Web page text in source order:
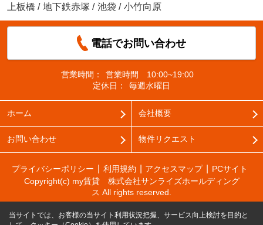
上板橋 / 地下鉄赤塚 / 池袋 / 小竹向原
電話でお問い合わせ
営業時間：
営業時間 10:00~19:00
定休日：
毎週水曜日
ホーム 会社概要
お問い合わせ 物件リクエスト
プライバシーポリシー 利用規約 アクセスマップ
PCサイト
Copyright(c) my賃貸 株式会社サンライズホールディング
ス All rights reserved.
当サイトでは、お客様の当サイト利用状況把握、サービス向上検討を目的と